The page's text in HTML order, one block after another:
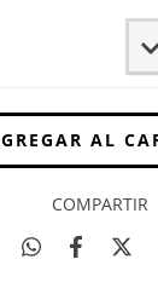
COMPARTIR